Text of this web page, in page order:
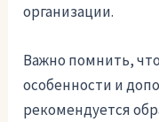
организации.
Важно помнить,
особенности и
рекомендуется